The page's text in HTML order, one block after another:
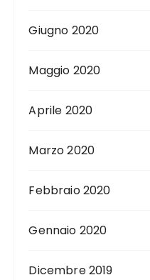
Giugno 2020
Maggio 2020
Aprile 2020
Marzo 2020
Febbraio 2020
Gennaio 2020
Dicembre 2019